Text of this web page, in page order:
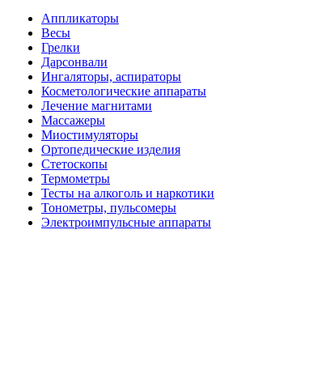
Аппликаторы
Весы
Грелки
Дарсонвали
Ингаляторы, аспираторы
Косметологические аппараты
Лечение магнитами
Массажеры
Миостимуляторы
Ортопедические изделия
Стетоскопы
Термометры
Тесты на алкоголь и наркотики
Тонометры, пульсомеры
Электроимпульсные аппараты